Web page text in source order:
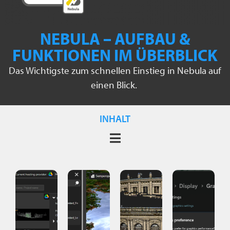
NEBULA – AUFBAU &
FUNKTIONEN IM ÜBERBLICK
Das Wichtigste zum schnellen Einstieg in Nebula auf
einen Blick.
INHALT